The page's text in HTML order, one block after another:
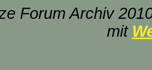
Forum Archiv
mit